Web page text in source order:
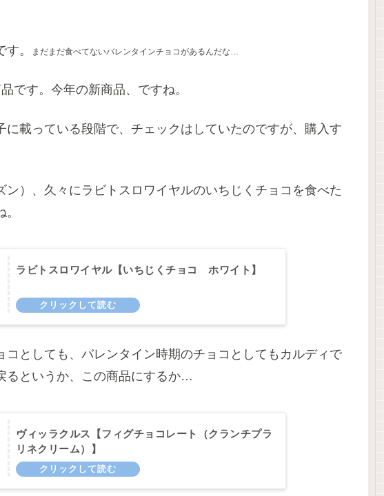
。 まだまだ食べてないバレンタインチョコがあるんだな…
です。今年の新商品、ですね。
に載っている段階で、チェックはしていたのですが、購入す
ン）、久々にラビトスロワイヤルのいちじくチョコを食べた
ラビトスロワイヤル【いちじくチョコ ホワイト】
コとしても、バレンタイン時期のチョコとしてもカルディで
るというか、この商品にするか…
ヴィッラクルス【フィグチョコレート（クランチプラ
リネクリーム）】